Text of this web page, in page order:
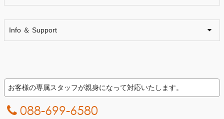
Info ＆ Support
お客様の専属スタッフが親身になって対応いたします。
088-699-6580